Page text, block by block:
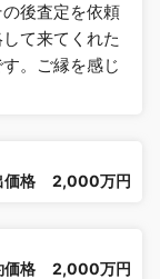
後査定を依頼
て来てくれた
。ご縁を感じ
価格 2,000万円
価格 2,000万円